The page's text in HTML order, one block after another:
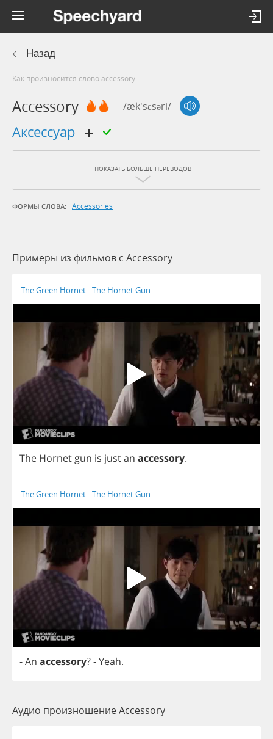
Назад
Как произносится слово accessory
Accessory /æk'sɛsəri/
аксессуар
ПОКАЗАТЬ БОЛЬШЕ ПЕРЕВОДОВ
ФОРМЫ СЛОВА: Accessories
Примеры из фильмов c Accessory
The Green Hornet - The Hornet Gun
The Hornet gun is justan accessory.
The Green Hornet - The Hornet Gun
-An accessory?-Yeah.
Аудио произношение Accessory